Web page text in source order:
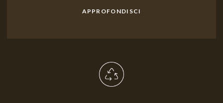
APPROFONDISCI